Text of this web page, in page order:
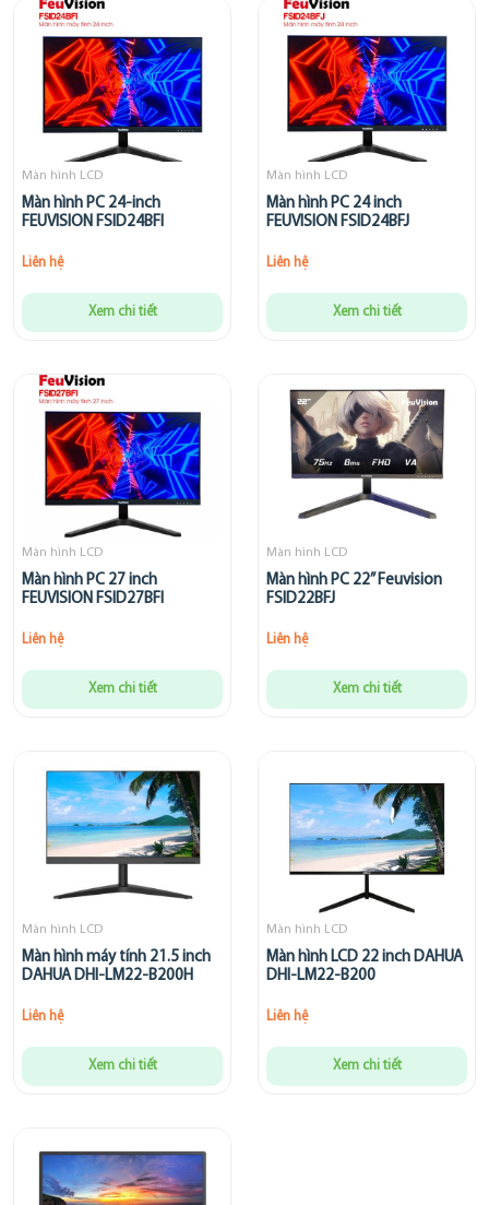
Màn hình LCD
Màn hình PC 24-inch
FEUVISION FSID24BFI
Liên hệ
Xem chi tiết
Màn hình LCD
Màn hình PC 24 inch
FEUVISION FSID24BFJ
Liên hệ
Xem chi tiết
Màn hình LCD
Màn hình PC 27 inch
FEUVISION FSID27BFI
Liên hệ
Xem chi tiết
Màn hình LCD
Màn hình PC 22” Feuvision
FSID22BFJ
Liên hệ
Xem chi tiết
Màn hình LCD
Màn hình máy tính 21.5 inch
DAHUA DHI-LM22-B200H
Liên hệ
Xem chi tiết
Màn hình LCD
Màn hình LCD 22 inch DAHUA
DHI-LM22-B200
Liên hệ
Xem chi tiết